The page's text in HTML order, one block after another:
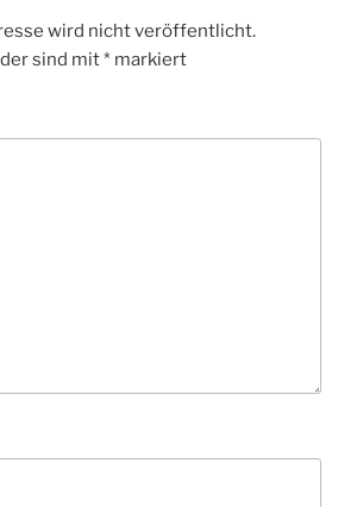
wird nicht veröffentlicht.
sind mit* markiert